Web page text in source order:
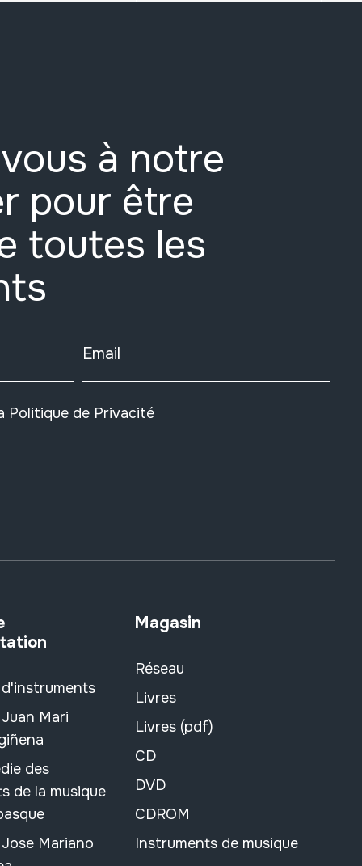
à notre
pour être
toutes les
Email
Politique de Privacité
Mari
des
de la musique
Mariano
Magasin
Réseau
Livres
Livres (pdf)
CD
DVD
CDROM
Instruments de musique